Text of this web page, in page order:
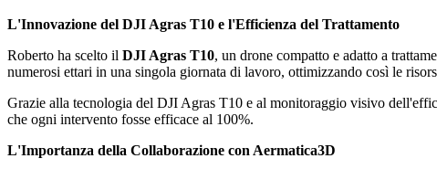
L'Innovazione del DJI Agras T10 e l'Efficienza del Trattamento
Roberto ha scelto il DJI Agras T10, un drone compatto e adatto a
numerosi ettari in una singola giornata di lavoro, ottimizzando così le
Grazie alla tecnologia del DJI Agras T10 e al monitoraggio visivo
che ogni intervento fosse efficace al 100%.
L'Importanza della Collaborazione con Aermatica3D